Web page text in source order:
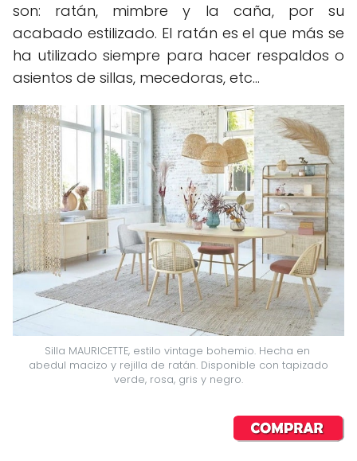
son: ratán, mimbre y la caña, por su
acabado estilizado. El ratán es el que más se
ha utilizado siempre para hacer respaldos o
asientos de sillas, mecedoras, etc…
Silla MAURICETTE, estilo vintage bohemio. Hecha en
abedul macizo y rejilla de ratán. Disponible con tapizado
verde, rosa, gris y negro.